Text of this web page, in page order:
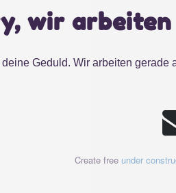
wir
deine Geduld. Wir arbeiten
Create free under